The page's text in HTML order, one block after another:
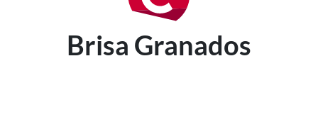
Brisa Granados